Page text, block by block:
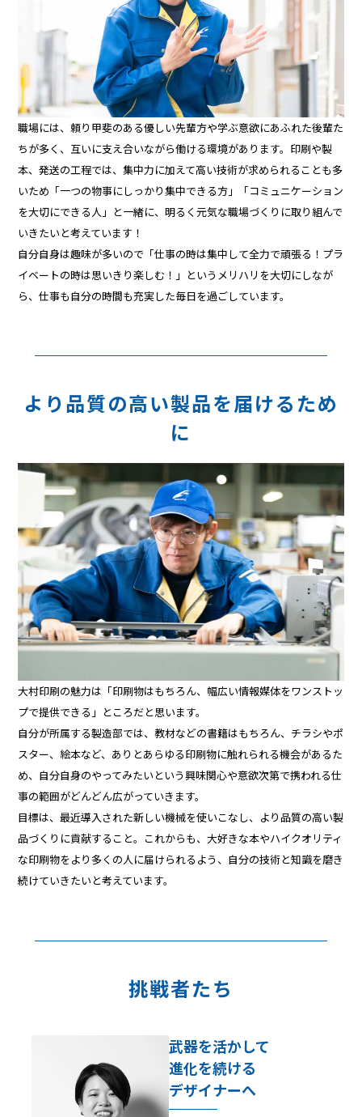
職場には、頼り甲斐のある優しい先輩方や学ぶ意欲にあふれた後輩た
ちが多く、互いに支え合いながら働ける環境があります。印刷や製
本、発送の工程では、集中力に加えて高い技術が求められることも多
いため「一つの物事にしっかり集中できる方」「コミュニケーション
を大切にできる人」と一緒に、明るく元気な職場づくりに取り組んで
いきたいと考えています！
自分自身は趣味が多いので「仕事の時は集中して全力で頑張る！プラ
イベートの時は思いきり楽しむ！」というメリハリを大切にしなが
ら、仕事も自分の時間も充実した毎日を過ごしています。
より品質の高い製品を届けるため
に
大村印刷の魅力は「印刷物はもちろん、幅広い情報媒体をワンストッ
プで提供できる」ところだと思います。
自分が所属する製造部では、教材などの書籍はもちろん、チラシやポ
スター、絵本など、ありとあらゆる印刷物に触れられる機会があるた
め、自分自身のやってみたいという興味関心や意欲次第で携われる仕
事の範囲がどんどん広がっていきます。
目標は、最近導入された新しい機械を使いこなし、より品質の高い製
品づくりに貢献すること。これからも、大好きな本やハイクオリティ
な印刷物をより多くの人に届けられるよう、自分の技術と知識を磨き
続けていきたいと考えています。
挑戦者たち
武器を活かして
進化を続ける
デザイナーへ